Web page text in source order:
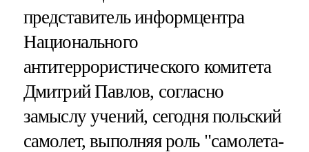
представитель информцентра
Национального
антитеррористического комитета
Дмитрий Павлов, согласно
замыслу учений, сегодня польский
самолет, выполняя роль "самолета-